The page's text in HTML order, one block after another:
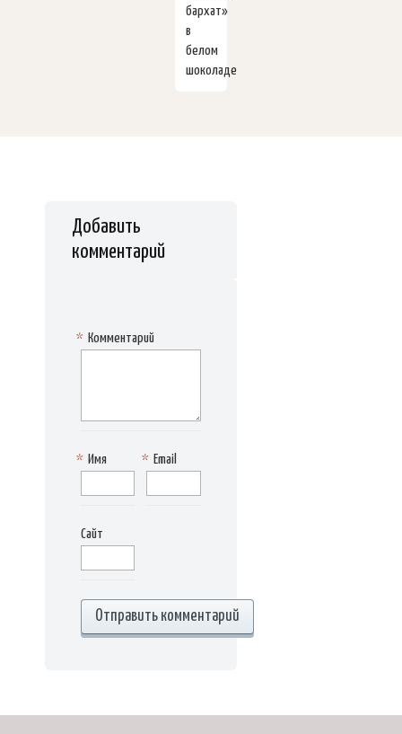
бархат»
в
белом
шоколаде
Добавить
комментарий
Комментарий
*
Имя
* Email
*
Сайт